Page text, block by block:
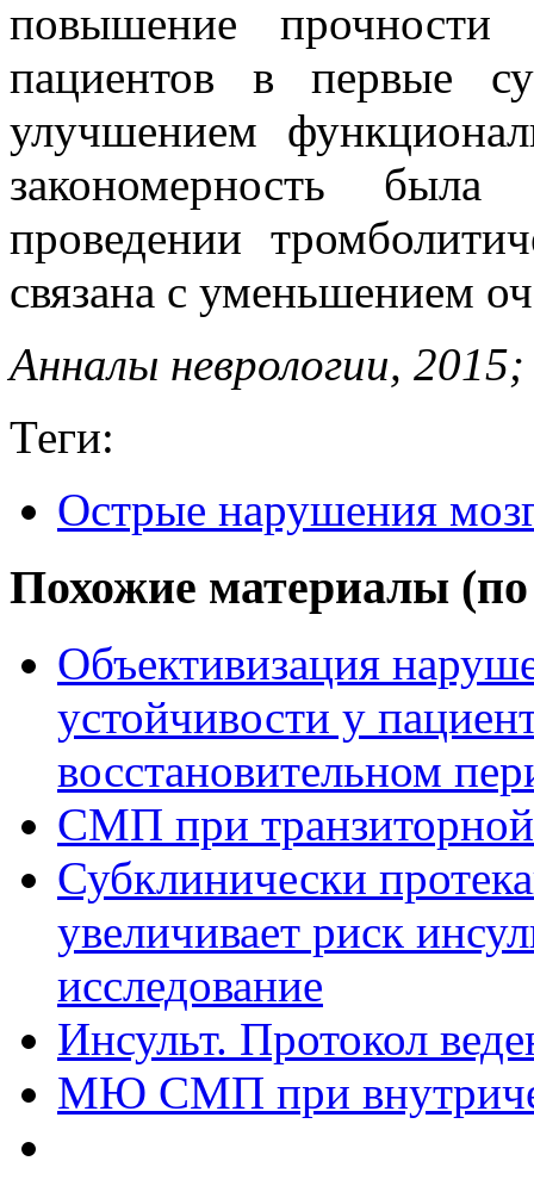
повышение прочности
пациентов в первые
улучшением
закономерность
проведении
связана с уменьшением
Анналы неврологии,
Теги:
Острые нарушения
Похожие материалы (по
Объективизация
устойчивости у
восстановительном
СМП при
Субклинически
увеличивает риск
исследование
Инсульт. Протокол
МЮ СМП при